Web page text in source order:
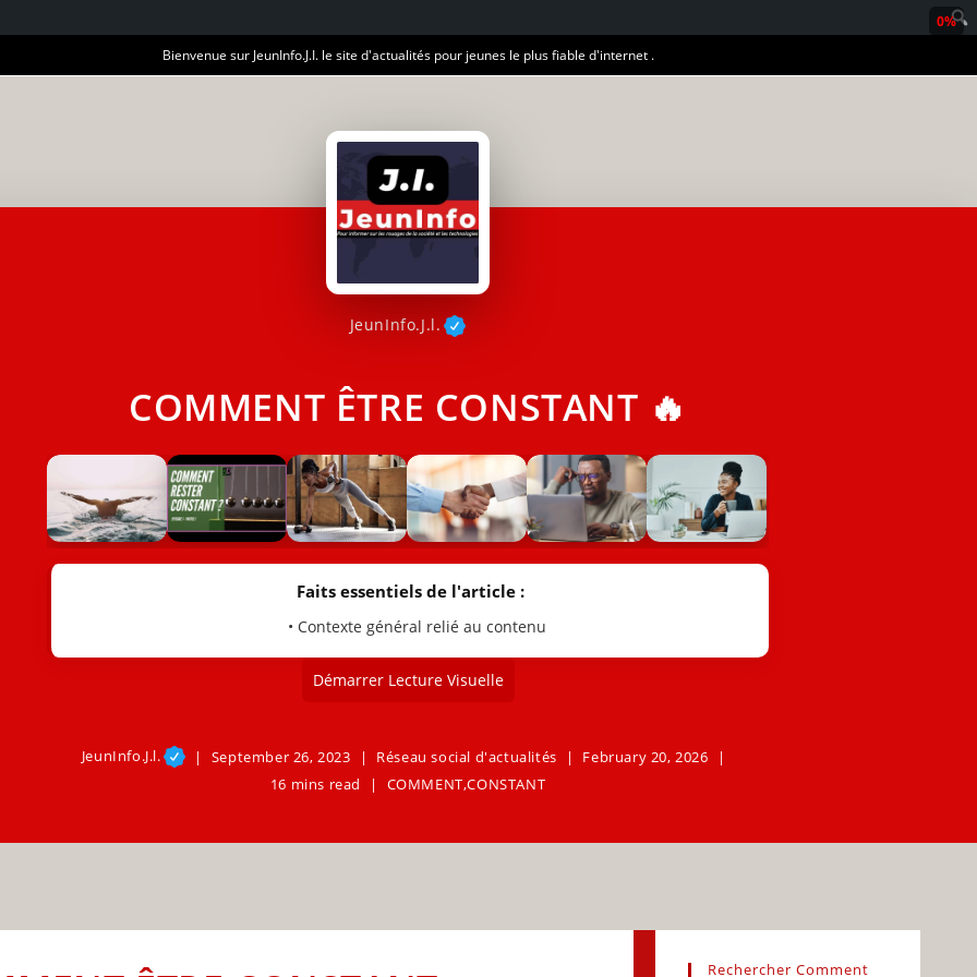
Bienvenue sur JeunInfo.J.I. le site d'actualités pour jeunes le plus fiable d'internet .
JeunInfo.J.l.
COMMENT ÊTRE CONSTANT 🔥
Faits essentiels de l'article :
• Contexte général relié au contenu
Démarrer Lecture Visuelle
JeunInfo.J.l. September 26, 2023 Réseau social d'actualités
February 20, 2026
16 mins read
COMMENT,CONSTANT
Rechercher Comment
0%